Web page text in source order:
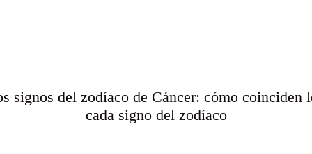
signos del zodíaco de Cáncer: cómo coinciden
cada signo del zodíaco